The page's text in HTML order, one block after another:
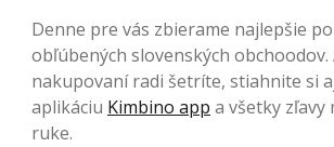
Denne pre vás zbierame najlepšie
obľúbených slovenských obchoodov.
nakupovaní radi šetríte, stiahnite si
aplikáciu Kimbino app a všetky zľavy
ruke.